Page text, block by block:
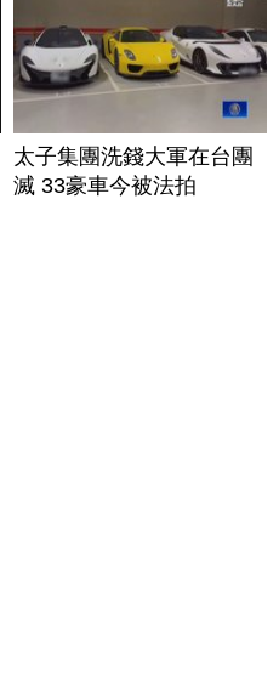
太子集團洗錢大軍在台團
滅 33豪車今被法拍